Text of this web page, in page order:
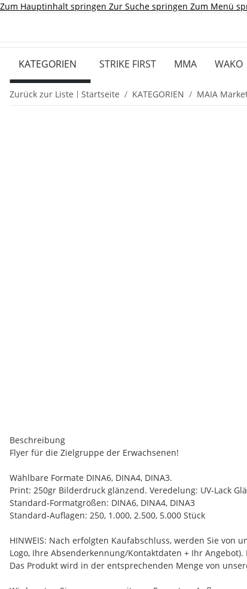
Zum Hauptinhalt springen Zur Suche springen Zum Menü
KATEGORIEN STRIKE FIRST MMA WAKO
Zurück zur Liste Startseite KATEGORIEN MAIA
Beschreibung
Flyer für die Zielgruppe der Erwachsenen!
Wählbare Formate DINA6, DINA4, DINA3.
Print: 250gr Bilderdruck glänzend. Veredelung: UV-Lack
Standard-Formatgrößen: DINA6, DINA4, DINA3
Standard-Auflagen: 250, 1.000, 2.500, 5.000 Stück
HINWEIS: Nach erfolgten Kaufabschluss, werden Sie
Logo, Ihre Absenderkennung/Kontaktdaten + Ihr
Das Produkt wird in der entsprechenden Menge von